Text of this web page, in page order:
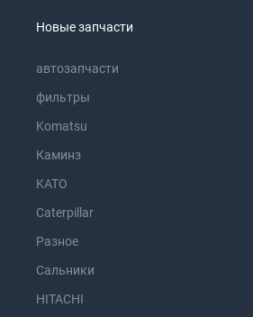
Новые запчасти
автозапчасти
фильтры
Komatsu
Каминз
KATO
Caterpillar
Разное
Сальники
HITACHI